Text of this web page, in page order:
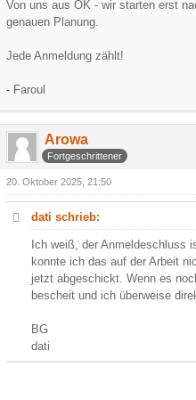
Von uns aus OK - wir starten erst
genauen Planung.
Jede Anmeldung zählt!
- Faroul
Arowa
Fortgeschrittener
20. Oktober 2025, 21:50
dati schrieb:
Ich weiß, der Anmeldeschluss
konnte ich das auf der Arbeit
jetzt abgeschickt. Wenn es
bescheit und ich überweise
BG
dati